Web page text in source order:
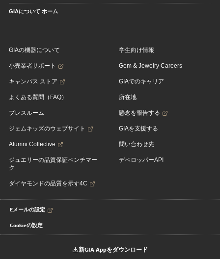
GIAについて ホーム
GIAの機器について
小売業者サポート
キャンパス ストア
よくある質問（FAQ）
プレスルーム
ジェムキッズのウェブサイト
Alumni Collective
ジュエリーの品質保証ベンチマー
ク
ダイヤモンドの品質を示す4C
学生向け情報
Gem & Jewelry Careers
GIAでのキャリア
所在地
懸念を報告する
GIAを支援する
問い合わせ先
デベロッパーAPI
Eメールの設定
Cookieの設定
新GIA Appをダウンロード